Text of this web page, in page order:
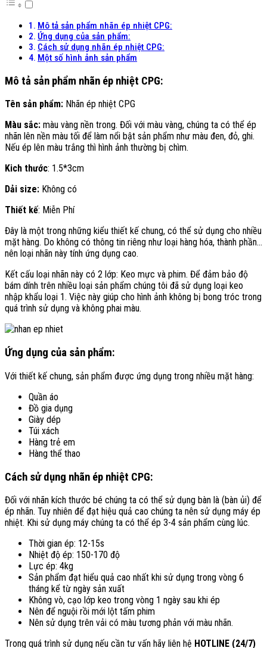
Mô tả sản phẩm nhãn ép nhiệt CPG:
Ứng dụng của sản phẩm:
Cách sử dụng nhãn ép nhiệt CPG:
Một số hình ảnh sản phẩm
Mô tả sản phẩm nhãn ép nhiệt CPG:
Tên sản phẩm: Nhãn ép nhiệt CPG
Màu sắc: màu vàng nền trong. Đối với màu vàng, chúng ta có thể ép
nhãn lên nền màu tối để làm nổi bật sản phẩm như màu đen, đỏ, ghi.
Nếu ép lên màu trắng thì hình ảnh thường bị chìm.
Kich thước: 1.5*3cm
Dải size: Không có
Thiết kế: Miễn Phí
Đây là một trong những kiểu thiết kế chung, có thể sử dụng cho nhiều
mặt hàng. Do không có thông tin riêng như loại hàng hóa, thành phần…
nên loại nhãn này tính ứng dụng cao.
Kết cấu loại nhãn này có 2 lớp: Keo mực và phim. Để đảm bảo độ
bám dính trên nhiều loại sản phẩm chúng tôi đã sử dụng loại keo
nhập khẩu loại 1. Việc này giúp cho hình ảnh không bị bong tróc trong
quá trình sử dụng và không phai màu.
Ứng dụng của sản phẩm:
Với thiết kế chung, sản phẩm được ứng dụng trong nhiều mặt hàng:
Quần áo
Đồ gia dụng
Giày dép
Túi xách
Hàng trẻ em
Hàng thể thao
Cách sử dụng nhãn ép nhiệt CPG:
Đối với nhãn kích thước bé chúng ta có thể sử dụng bàn là (bàn ủi) để
ép nhãn. Tuy nhiên để đạt hiệu quả cao chúng ta nên sử dụng máy ép
nhiệt. Khi sử dụng máy chúng ta có thể ép 3-4 sản phẩm cùng lúc.
Thời gian ép: 12-15s
Nhiệt độ ép: 150-170 độ
Lực ép: 4kg
Sản phẩm đạt hiểu quả cao nhất khi sử dụng trong vòng 6
tháng kể từ ngày sản xuất
Không vò, cạo lớp keo trong vòng 1 ngày sau khi ép
Nên để nguội rồi mới lột tấm phim
Nên sử dụng trên vải có màu tương phản với màu nhãn.
Trong quá trình sử dụng nếu cần tư vấn hãy liên hệ HOTLINE (24/7)